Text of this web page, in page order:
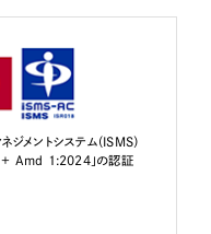
ジメントシステム（ISMS）
Amd 1:2024」の認証